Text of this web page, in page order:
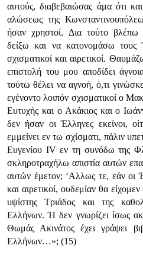
αυτούς, διαβεβαιώσας άμα ότι και
αλώσεως της
ήσαν χρηστοί. Δια τούτο βλέπω
δείξω και να κατονομάσω τους
σχισματικοί και αιρετικοί.
επιστολή του μου αποδίδει
τούτω θέλει να αγνοή, ό,τι
εγένοντο λοιπόν σχισμα­τικοί ο
Ευτυχής και ο Ακάκιος και ο
δεν ήσαν οι Έλληνες εκείνοι,
εμμείνει εν τω σχίσματι, πάλιν
Ευγενίου IV εν τη συνόδω της
σκληροτραχήλω απιστία αυτών
αυτών έμετον; ‘Αλλως τε, εάν οι
και αιρετικοί, ουδεμίαν θα
υψίστης Τριάδος και της
Ελλήνων. Ή δεν γνωρίζει ίσως
Θωμάς Ακινάτος έχει γράψει
Ελλήνων…»; (15)